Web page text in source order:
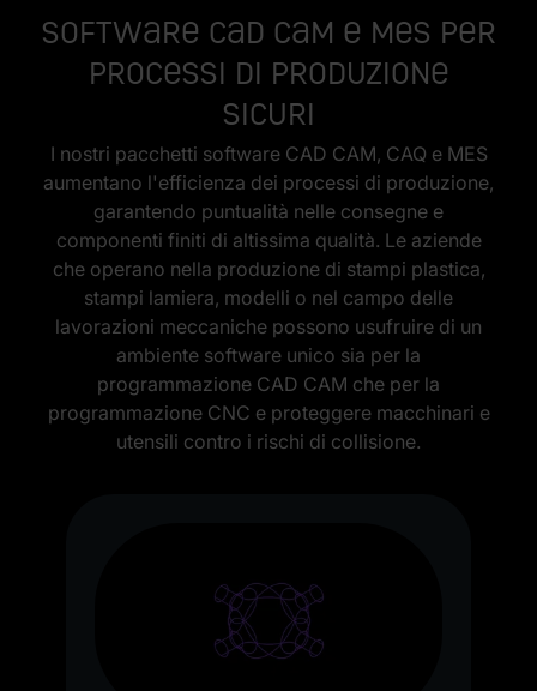
Software CAD CAM e MES per
processi di produzione
sicuri
I nostri pacchetti software CAD CAM, CAQ e MES
aumentano l'efficienza dei processi di produzione,
garantendo puntualità nelle consegne e
componenti finiti di altissima qualità. Le aziende
che operano nella produzione di stampi plastica,
stampi lamiera, modelli o nel campo delle
lavorazioni meccaniche possono usufruire di un
ambiente software unico sia per la
programmazione CAD CAM che per la
programmazione CNC e proteggere macchinari e
utensili contro i rischi di collisione.